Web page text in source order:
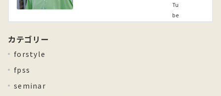
カテゴリー
forstyle
fpss
seminar